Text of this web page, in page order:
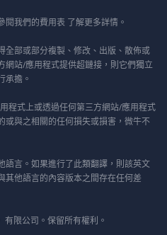
閱我們的費用表 了解更多詳情。
全部或部分複製、修改、出版、散佈或
網站/應用程式提供超鏈接，則它們獨立
承擔。
程式上或透過任何第三方網站/應用程式
或與之相關的任何損失或損害，微牛不
語言。如果進行了此類翻譯，則該英文
其他語言的內容版本之間存在任何差
限公司。保留所有權利。